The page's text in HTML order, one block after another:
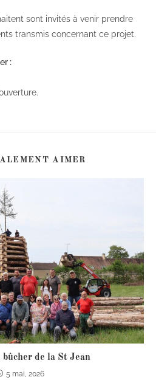
sont invités à venir prendre
transmis concernant ce projet.
:
AIMER
bûcher de la St Jean
5 mai, 2026